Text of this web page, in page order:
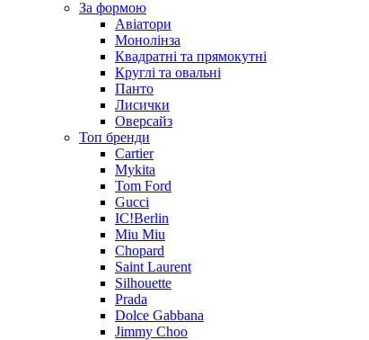
За формою
Авіатори
Монолінза
Квадратні та прямокутні
Круглі та овальні
Панто
Лисички
Оверсайз
Топ бренди
Cartier
Mykita
Tom Ford
Gucci
IC!Berlin
Miu Miu
Chopard
Saint Laurent
Silhouette
Prada
Dolce Gabbana
Jimmy Choo